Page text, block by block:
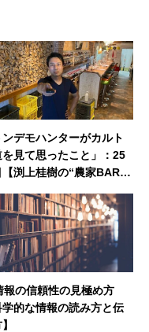
ンデモハンターがカルト
を見て思ったこと」：25
【渕上桂樹の“農家BAR N
報の信頼性の見極め方
学的な情報の読み方と伝